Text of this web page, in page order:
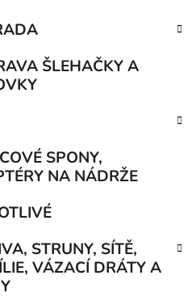
ŠLEHAČKY A
SPONY,
NA NÁDRŽE
STRUNY, SÍTĚ,
VÁZACÍ DRÁTY A